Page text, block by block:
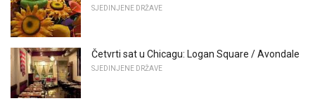
SJEDINJENE DRŽAVE
Četvrti sat u Chicagu: Logan Square / Avondale
SJEDINJENE DRŽAVE